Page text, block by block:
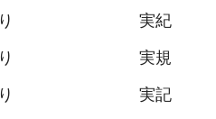
実紀
実規
実記